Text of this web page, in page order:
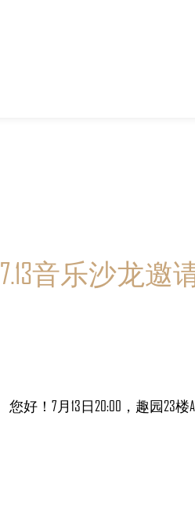
7.13音乐沙龙邀
您好！7月13日20:00，趣园23